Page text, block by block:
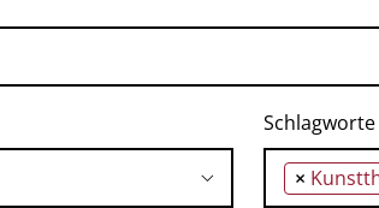
Schlagworte
×